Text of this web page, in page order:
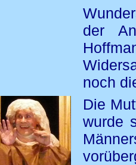
der
noch
Die
wurde